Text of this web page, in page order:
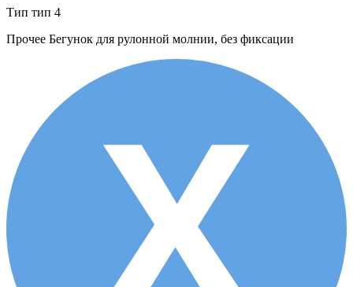
Тип тип 4
Прочее Бегунок для рулонной молнии, без фиксации